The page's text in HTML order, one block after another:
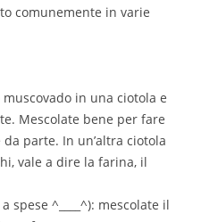
comunemente in varie
in una ciotola e
Mescolate bene per fare
parte. In un’altra ciotola
vale a dire la farina, il
spese ^____^): mescolate il